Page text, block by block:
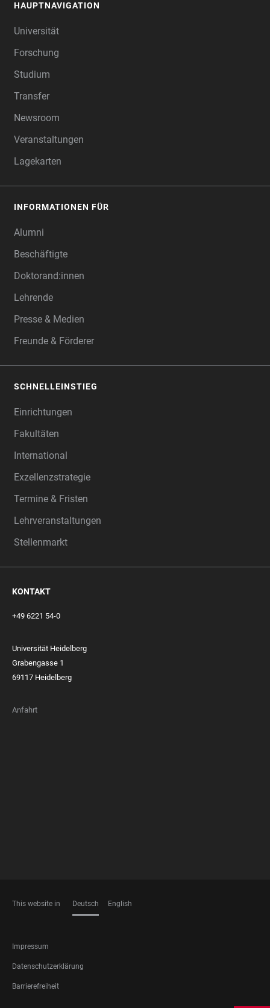
HAUPTNAVIGATION
Universität
Forschung
Studium
Transfer
Newsroom
Veranstaltungen
Lagekarten
INFORMATIONEN FÜR
Alumni
Beschäftigte
Doktorand:innen
Lehrende
Presse & Medien
Freunde & Förderer
SCHNELLEINSTIEG
Einrichtungen
Fakultäten
International
Exzellenzstrategie
Termine & Fristen
Lehrveranstaltungen
Stellenmarkt
KONTAKT
+49 6221 54-0
Universität Heidelberg
Grabengasse 1
69117 Heidelberg
Anfahrt
This website in Deutsch English
FOOTER
LEGAL
Impressum
Datenschutzerklärung
Barrierefreiheit